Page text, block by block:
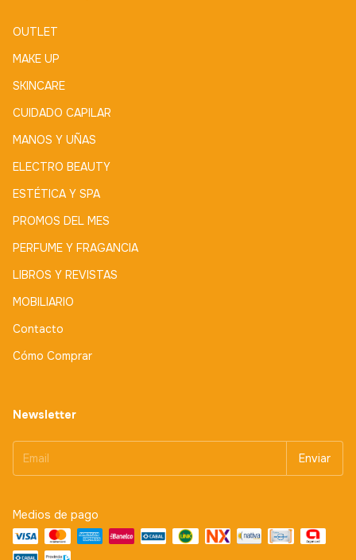
OUTLET
MAKE UP
SKINCARE
CUIDADO CAPILAR
MANOS Y UÑAS
ELECTRO BEAUTY
ESTÉTICA Y SPA
PROMOS DEL MES
PERFUME Y FRAGANCIA
LIBROS Y REVISTAS
MOBILIARIO
Contacto
Cómo Comprar
Newsletter
Medios de pago